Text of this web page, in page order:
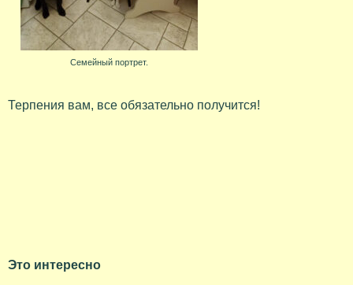
Семейный портрет.
Терпения вам, все обязательно получится!
Это интересно